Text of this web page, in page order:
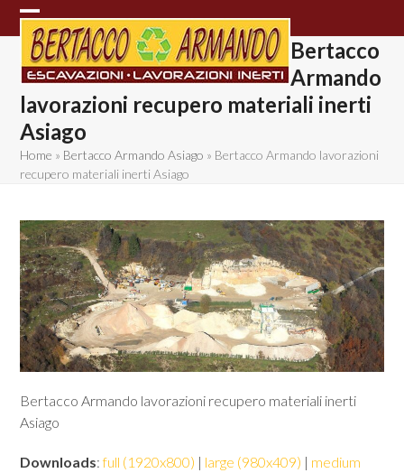
Skip
content
Open
mobile
menu
Close
mobile
menu
Bertacco
Armando
lavorazioni recupero materiali inerti
Asiago
Home » Bertacco Armando Asiago » Bertacco Armando lavorazioni
recupero materiali inerti Asiago
Bertacco Armando lavorazioni recupero materiali inerti
Asiago
Downloads:full (1920x800) | large (980x409) | medium